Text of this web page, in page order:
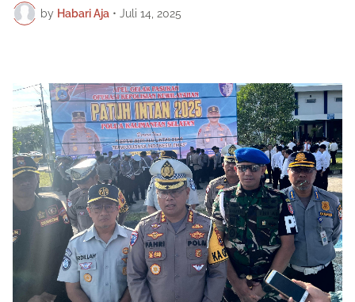
by Habari Aja • Juli 14, 2025